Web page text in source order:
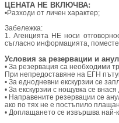
ЦЕНАТА НЕ ВКЛЮЧВА:
•Разходи от личен характер;
Забележка:
1. Агенцията НЕ носи
съгласно информацията,
Условия за резервации и
• За резервация са необходими
При непредоставяне на ЕГН
• За еднодневни екскурзии се
• За екскурзии с нощувка се
• Направените резервации се
ако по тях не е постъпило
• Доплащането се извършва най-